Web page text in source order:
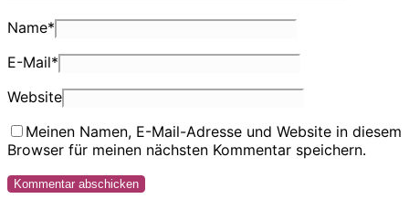
Name*
E-Mail*
Website
Meinen Namen, E-Mail-Adresse und Website in diesem
Browser für meinen nächsten Kommentar speichern.